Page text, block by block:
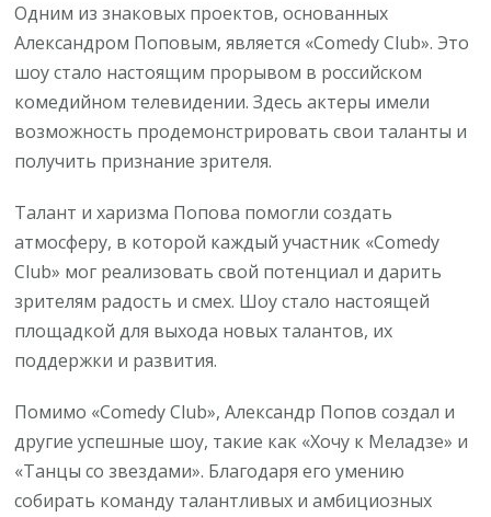
Одним из знаковых проектов, основанных
Александром Поповым, является «Comedy Club». Это
шоу стало настоящим прорывом в российском
комедийном телевидении. Здесь актеры имели
возможность продемонстрировать свои таланты и
получить признание зрителя.
Талант и харизма Попова помогли создать
атмосферу, в которой каждый участник «Comedy
Club» мог реализовать свой потенциал и дарить
зрителям радость и смех. Шоу стало настоящей
площадкой для выхода новых талантов, их
поддержки и развития.
Помимо «Comedy Club», Александр Попов создал и
другие успешные шоу, такие как «Хочу к Меладзе» и
«Танцы со звездами». Благодаря его умению
собирать команду талантливых и амбициозных